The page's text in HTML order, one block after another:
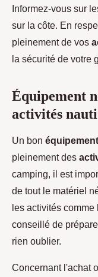
Informez-vous sur
sur la côte. En
pleinement de vos
la sécurité de votre
Équipement
activités
Un bon
pleinement des
camping, il est
de tout le matériel
les activités
conseillé de
rien oublier.
Concernant l'achat